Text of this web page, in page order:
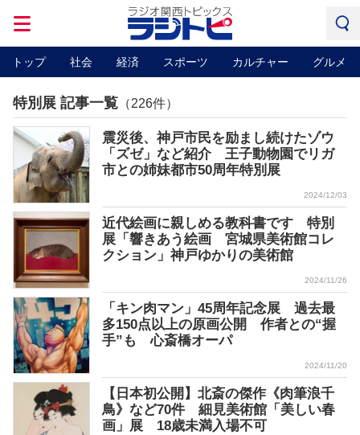
トップ 社会 経済 スポーツ カルチャー グルメ
特別展 記事一覧 （226件）
震災後、神戸市民を励まし続けたゾウ
「ズゼ」など紹介 王子動物園でリガ
市との姉妹都市50周年特別展
2024/12/03
近代絵画に親しめる教科書です 特別
展「響きあう絵画 宮城県美術館コレ
クション」神戸ゆかりの美術館
2024/11/26
「キン肉マン」45周年記念展 過去最
多150点以上の原画公開 作者との“握
手”も 心斎橋オーパ
2024/11/20
【日本初公開】北斎の傑作《肉筆浪千
鳥》など70件 細見美術館「美しい春
画」展 18歳未満入場不可